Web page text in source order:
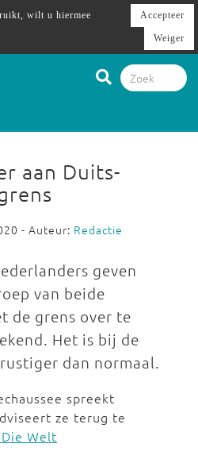
aan Duits-
- Auteur: Redactie
geven
van beide
de grens over te
Het is bij de
dan normaal.
spreekt
ze terug te
Welt
wilt u hiermee
Accepteer
Weiger